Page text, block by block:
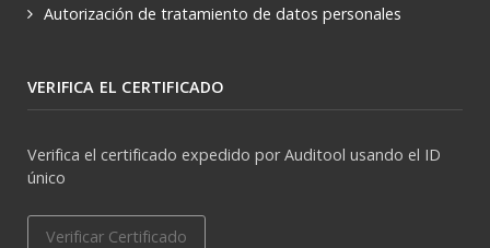
Autorización de tratamiento de datos personales
VERIFICA EL CERTIFICADO
Verifica el certificado expedido por Auditool usando el ID
único
Verificar Certificado